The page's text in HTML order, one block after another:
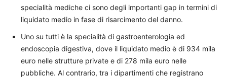
specialità mediche ci sono degli importanti gap in termini di
liquidato medio in fase di risarcimento del danno.
Uno su tutti è la specialità di gastroenterologia ed
endoscopia digestiva, dove il liquidato medio è di 934 mila
euro nelle strutture private e di 278 mila euro nelle
pubbliche. Al contrario, tra i dipartimenti che registrano